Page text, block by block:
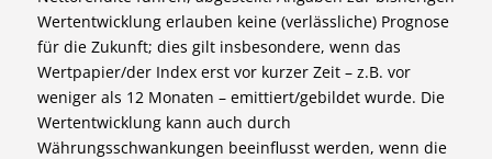
Wertentwicklung erlauben keine (verlässliche) Prognose
für die Zukunft; dies gilt insbesondere, wenn das
Wertpapier/der Index erst vor kurzer Zeit – z.B. vor
weniger als 12 Monaten – emittiert/gebildet wurde. Die
Wertentwicklung kann auch durch
Währungsschwankungen beeinflusst werden, wenn die